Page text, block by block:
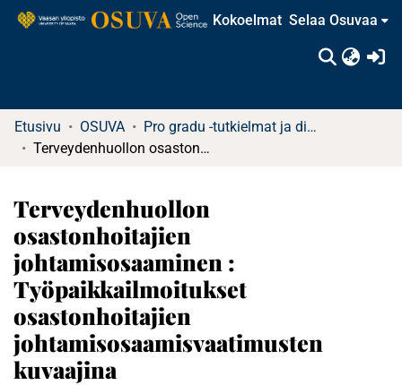
Kokoelmat Selaa Osuvaa
Etusivu OSUVA
Pro gradu -tutkielmat ja diplomityöt
Terveydenhuollon osastonhoitajien johtamisosaaminen : Työpaikkailmoitukset osastonhoitajien johtamisosaamisvaatimusten kuvaajina
Terveydenhuollon
osastonhoitajien
johtamisosaaminen :
Työpaikkailmoitukset
osastonhoitajien
johtamisosaamisvaatimusten
kuvaajina